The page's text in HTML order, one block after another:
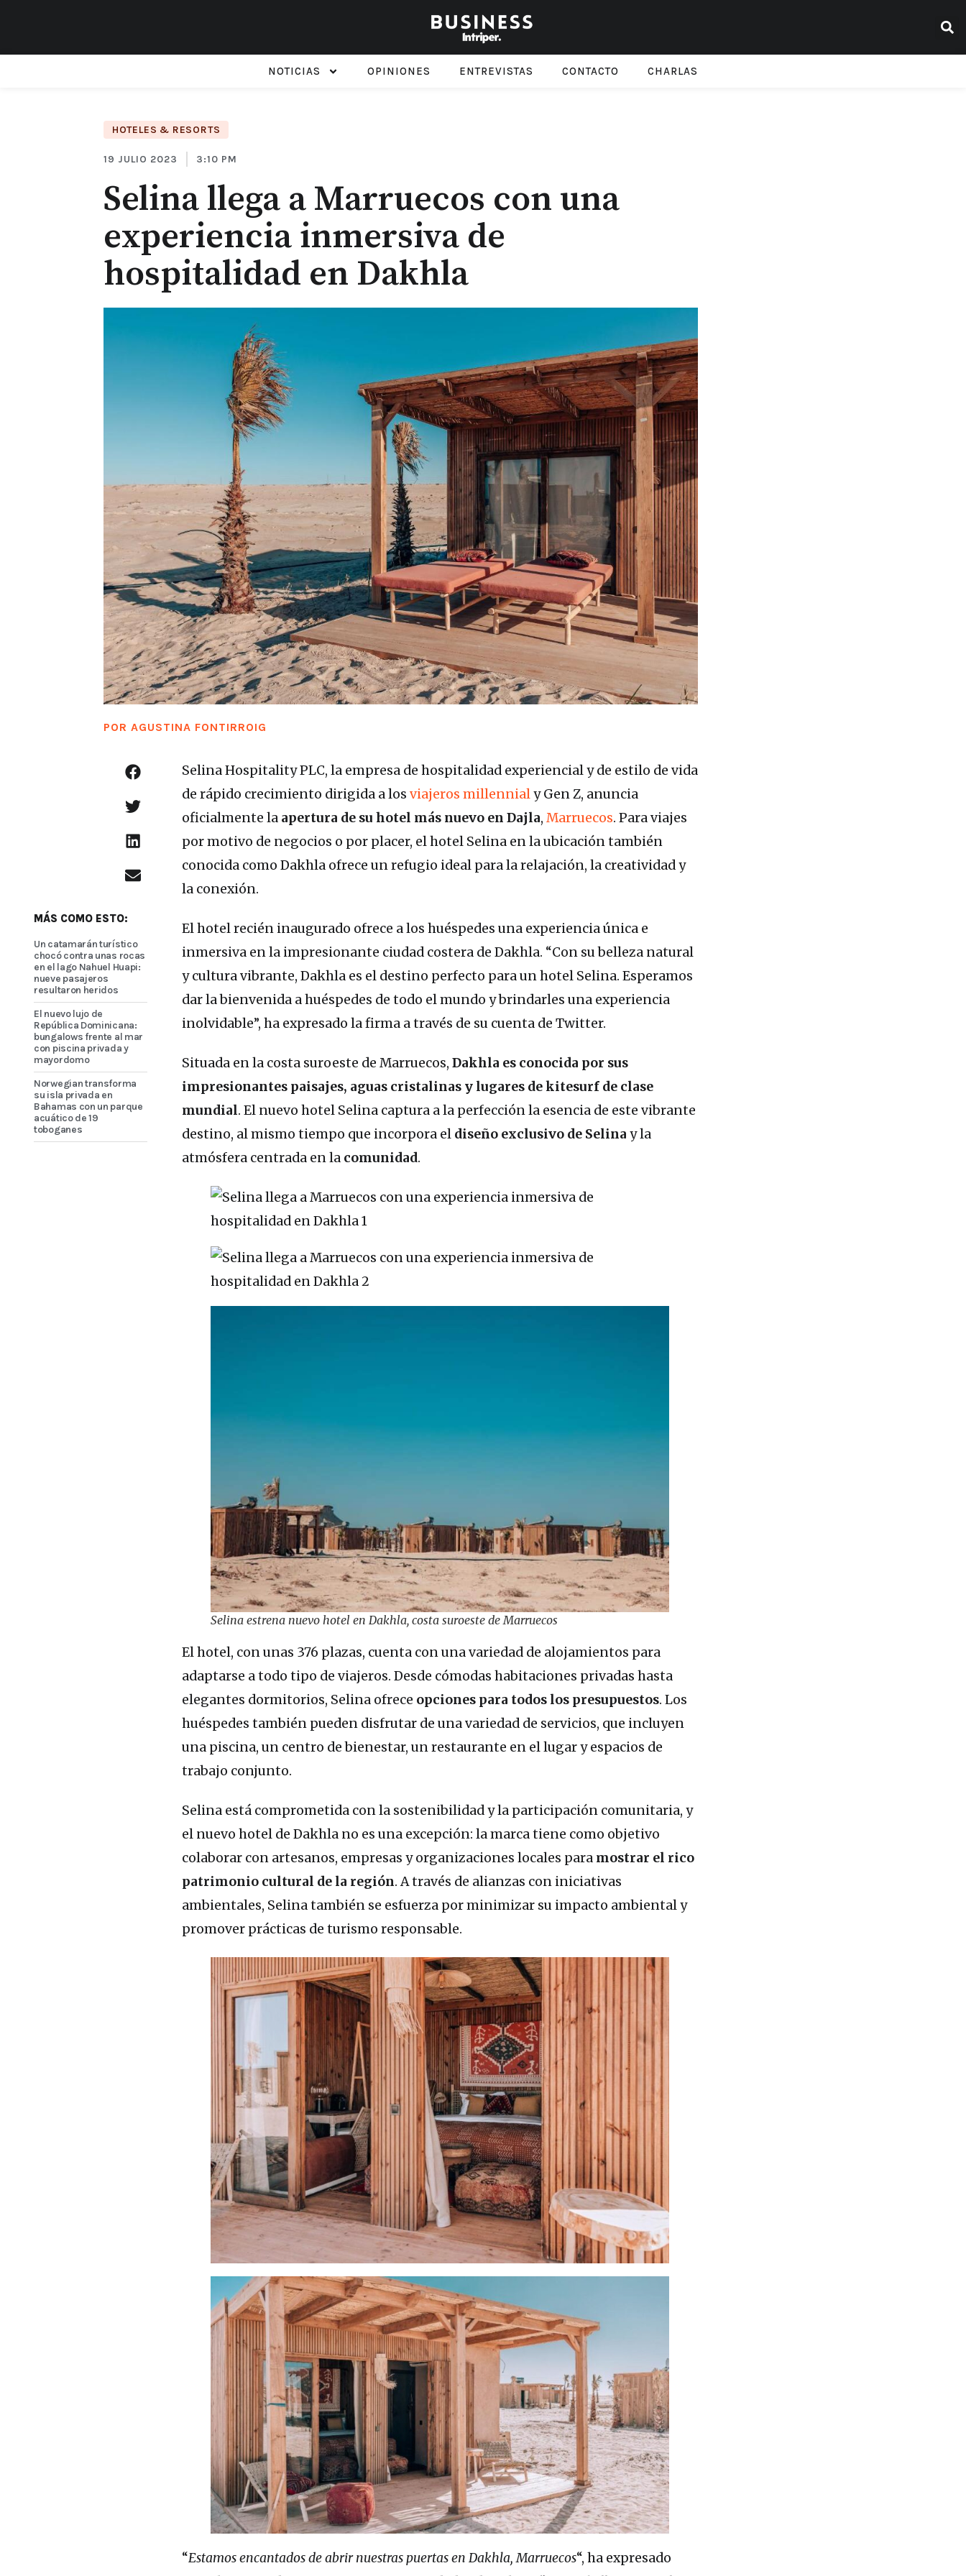
NOTICIAS OPINIONES ENTREVISTAS CONTACTO CHARLAS
HOTELES & RESORTS
19 JULIO 2023 3:10 PM
Selina llega a Marruecos con una
experiencia inmersiva de
hospitalidad en Dakhla
POR AGUSTINA FONTIRROIG
MÁS COMO ESTO:
Un catamarán turístico
chocó contra unas rocas
en el lago Nahuel Huapi:
nueve pasajeros
resultaron heridos
El nuevo lujo de
República Dominicana:
bungalows frente al mar
con piscina privada y
mayordomo
Norwegian transforma
su isla privada en
Bahamas con un parque
acuático de 19
toboganes
Selina Hospitality PLC, la empresa de hospitalidad experiencial y de estilo de vida
de rápido crecimiento dirigida a los viajeros millennialy Gen Z, anuncia
oficialmente la apertura de su hotel más nuevo en Dajla, Marruecos. Para viajes
por motivo de negocios o por placer, el hotel Selina en la ubicación también
conocida como Dakhla ofrece un refugio ideal para la relajación, la creatividad y
la conexión.
El hotel recién inaugurado ofrece a los huéspedes una experiencia única e
inmersiva en la impresionante ciudad costera de Dakhla. “Con su belleza natural
y cultura vibrante, Dakhla es el destino perfecto para un hotel Selina. Esperamos
dar la bienvenida a huéspedes de todo el mundo y brindarles una experiencia
inolvidable”, ha expresado la firma a través de su cuenta de Twitter.
Situada en la costa suroeste de Marruecos, Dakhla es conocida por sus
impresionantes paisajes, aguas cristalinas y lugares de kitesurf de clase
mundial. El nuevo hotel Selina captura a la perfección la esencia de este vibrante
destino, al mismo tiempo que incorpora el diseño exclusivo de Selina y la
atmósfera centrada en la comunidad.
Selina estrena nuevo hotel en Dakhla, costa suroeste de Marruecos
El hotel, con unas 376 plazas, cuenta con una variedad de alojamientos para
adaptarse a todo tipo de viajeros. Desde cómodas habitaciones privadas hasta
elegantes dormitorios, Selina ofrece opciones para todos los presupuestos. Los
huéspedes también pueden disfrutar de una variedad de servicios, que incluyen
una piscina, un centro de bienestar, un restaurante en el lugar y espacios de
trabajo conjunto.
Selina está comprometida con la sostenibilidad y la participación comunitaria, y
el nuevo hotel de Dakhla no es una excepción: la marca tiene como objetivo
colaborar con artesanos, empresas y organizaciones locales paramostrar el rico
patrimonio cultural de la región. A través de alianzas con iniciativas
ambientales, Selina también se esfuerza por minimizar su impacto ambiental y
promover prácticas de turismo responsable.
“Estamos encantados de abrir nuestras puertas en Dakhla, Marruecos“, ha expresado